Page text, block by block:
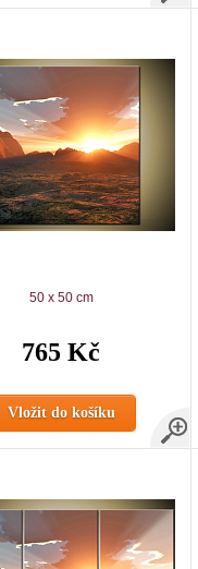
50 x 50 cm
765 Kč
Vložit do košíku